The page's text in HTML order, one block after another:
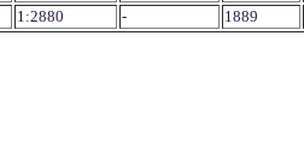
1:2880 - 1889